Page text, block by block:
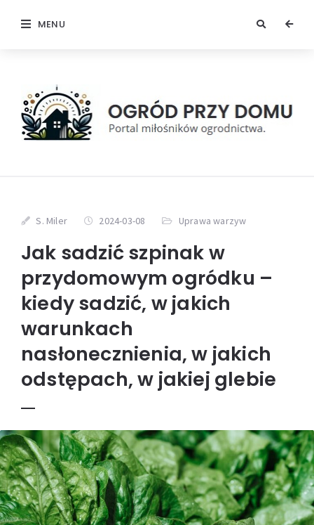
MENU
S. Miler 2024-03-08 Uprawa warzyw
Jak sadzić szpinak w
przydomowym ogródku –
kiedy sadzić, w jakich
warunkach
nasłonecznienia, w jakich
odstępach, w jakiej glebie